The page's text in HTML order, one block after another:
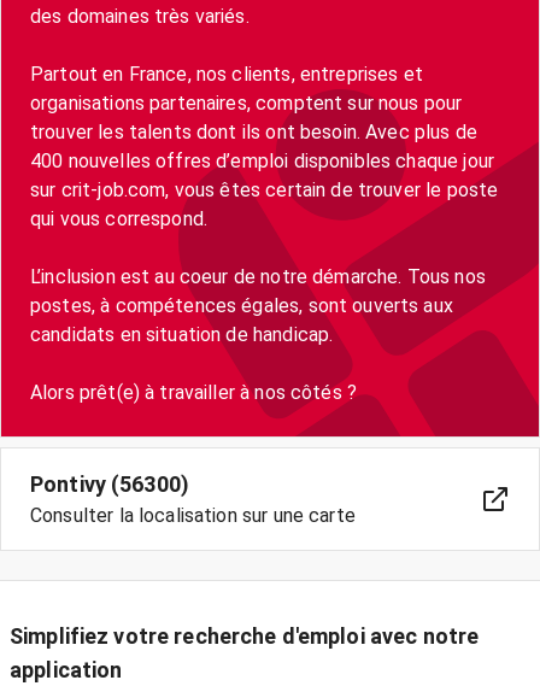
des domaines très variés.
Partout en France, nos clients, entreprises et
organisations partenaires, comptent sur nous pour
trouver les talents dont ils ont besoin. Avec plus de
400 nouvelles offres d’emploi disponibles chaque jour
sur crit-job.com, vous êtes certain de trouver le poste
qui vous correspond.
L’inclusion est au coeur de notre démarche. Tous nos
postes, à compétences égales, sont ouverts aux
candidats en situation de handicap.
Alors prêt(e) à travailler à nos côtés ?
Pontivy (56300)
Consulter la localisation sur une carte
Simplifiez votre recherche d'emploi avec notre
application